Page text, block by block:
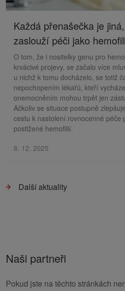
Každá přenašečka je
zaslouží péči jako
O tom, že i nositelky genu pro
krvácivé projevy, se začalo více
u nichž k tomu docházelo, se totiž
nepochopením lékařů, kteří
onemocněním mohou trpět jen
Ačkoliv se situace postupně
cestu k nastolení rovnocenné péče
postižené hemofilií.
8. 12. 2025
Další aktuality
Naši partneři
Pokud jste na těchto stránkách